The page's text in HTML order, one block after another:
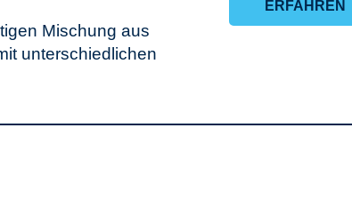
Mischung aus
unterschiedlichen
ERFAHREN